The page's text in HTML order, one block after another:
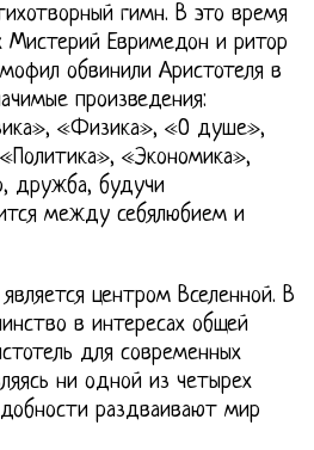
гимн. В это время
Мистерий Евримедон и ритор
обвинили Аристотеля в
произведения:
«Физика», «О душе»,
«Экономика»,
дружба, будучи
между себялюбием и
центром Вселенной. В
в интересах общей
для современных
ни одной из четырех
раздваивают мир